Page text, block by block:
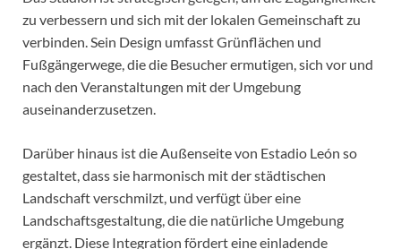
zu verbessern und sich mit der lokalen Gemeinschaft zu
verbinden. Sein Design umfasst Grünflächen und
Fußgängerwege, die die Besucher ermutigen, sich vor und
nach den Veranstaltungen mit der Umgebung
auseinanderzusetzen.
Darüber hinaus ist die Außenseite von Estadio León so
gestaltet, dass sie harmonisch mit der städtischen
Landschaft verschmilzt, und verfügt über eine
Landschaftsgestaltung, die die natürliche Umgebung
ergänzt. Diese Integration fördert eine einladende